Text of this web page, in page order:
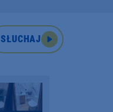
SŁUCHAJ